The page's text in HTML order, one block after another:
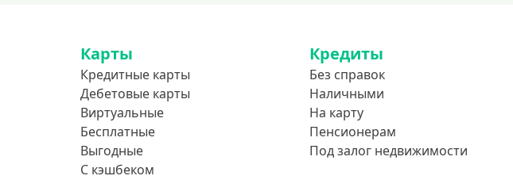
Карты
Кредитные карты
Дебетовые карты
Виртуальные
Бесплатные
Выгодные
С кэшбеком
Кредиты
Без справок
Наличными
На карту
Пенсионерам
Под залог недвижимости